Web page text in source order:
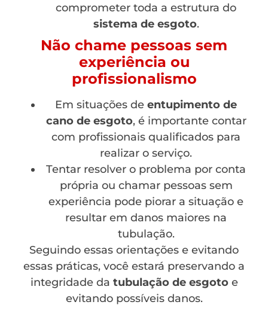
comprometer toda a estrutura do
sistema de esgoto.
Não chame pessoas sem
experiência ou
profissionalismo
Em situações de entupimento de
cano de esgoto, é importante contar
com profissionais qualificados para
realizar o serviço.
Tentar resolver o problema por conta
própria ou chamar pessoas sem
experiência pode piorar a situação e
resultar em danos maiores na
tubulação.
Seguindo essas orientações e evitando
essas práticas, você estará preservando a
integridade da tubulação de esgotoe
evitando possíveis danos.